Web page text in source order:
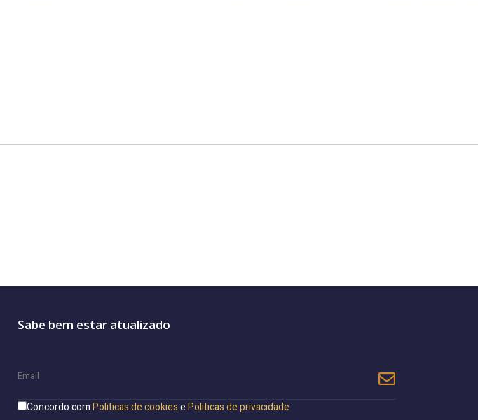
Sabe bem estar atualizado
Concordo comPoliticas de cookiesePoliticas de privacidade